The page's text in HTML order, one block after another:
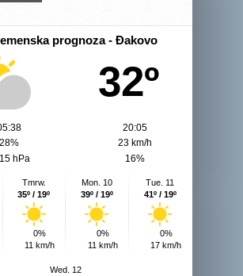
prognoza - Đakovo
32º
20:05
28%
23 km/h
hPa
16%
Tmrw.
35º / 19º
0%
11 km/h
Mon. 10
39º / 19º
0%
11 km/h
Tue. 11
41º / 19º
0%
17 km/h
Wed. 12